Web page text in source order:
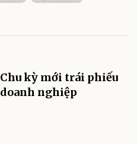
Chu kỳ mới trái phiếu
doanh nghiệp